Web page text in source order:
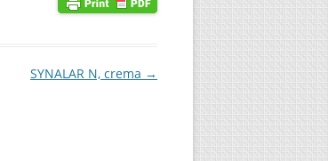
SYNALAR N, crema →